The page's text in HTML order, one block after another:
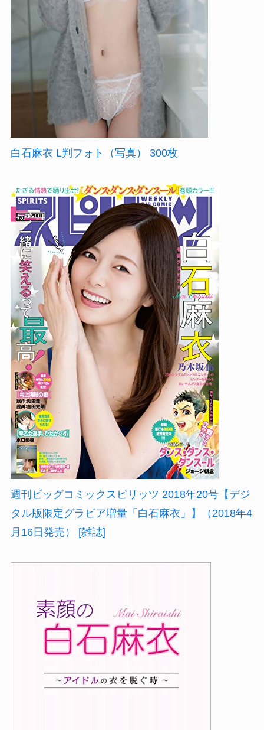
白石麻衣 L判フォト（写真） 300枚
週刊ビッグコミックスピリッツ 2018年20号【デジ
タル版限定グラビア増量「白石麻衣」】（2018年4
月16日発売） [雑誌]